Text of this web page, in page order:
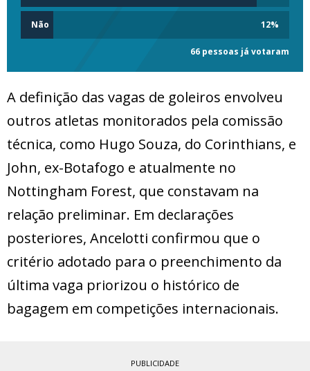
Não 12%
66 pessoas já votaram
A definição das vagas de goleiros envolveu
outros atletas monitorados pela comissão
técnica, como Hugo Souza, do Corinthians, e
John, ex-Botafogo e atualmente no
Nottingham Forest, que constavam na
relação preliminar. Em declarações
posteriores, Ancelotti confirmou que o
critério adotado para o preenchimento da
última vaga priorizou o histórico de
bagagem em competições internacionais.
PUBLICIDADE